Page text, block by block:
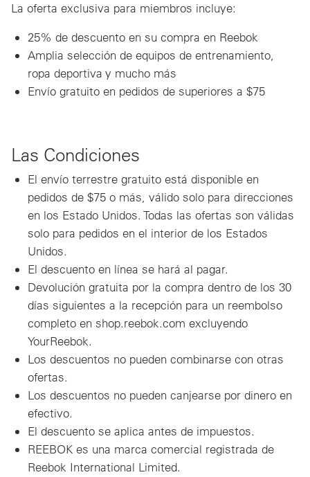
La oferta exclusiva para miembros incluye:
25% de descuento en su compra en Reebok
Amplia selección de equipos de entrenamiento,
ropa deportiva y mucho más
Envío gratuito en pedidos de superiores a $75
Las Condiciones
El envío terrestre gratuito está disponible en
pedidos de $75 o más, válido solo para direcciones
en los Estado Unidos. Todas las ofertas son válidas
solo para pedidos en el interior de los Estados
Unidos.
El descuento en línea se hará al pagar.
Devolución gratuita por la compra dentro de los 30
días siguientes a la recepción para un reembolso
completo en shop.reebok.com excluyendo
YourReebok.
Los descuentos no pueden combinarse con otras
ofertas.
Los descuentos no pueden canjearse por dinero en
efectivo.
El descuento se aplica antes de impuestos.
REEBOK es una marca comercial registrada de
Reebok International Limited.